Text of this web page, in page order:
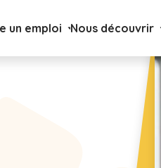
un emploi Nous découvrir